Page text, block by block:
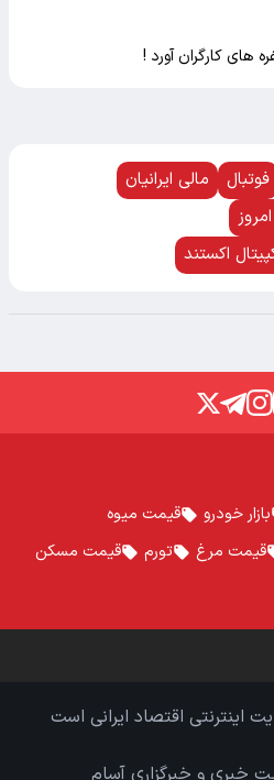
های کارگران آورد !
فوتبال
مالی ایرانیان
اکستند
بازار خودرو
قیمت میوه
قیمت مرغ تورم
قیمت مسکن
اینترنتی اقتصاد ایرانی است
خبری و خبرگزاری آسام